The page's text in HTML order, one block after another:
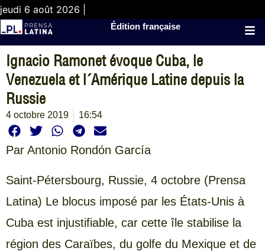
jeudi 6 août 2026 |
Édition française
Ignacio Ramonet évoque Cuba, le
Venezuela et l´Amérique Latine depuis la
Russie
4 octobre 2019 16:54
Par Antonio Rondón García
Saint-Pétersbourg, Russie, 4 octobre (Prensa
Latina) Le blocus imposé par les États-Unis à
Cuba est injustifiable, car cette île stabilise la
région des Caraïbes, du golfe du Mexique et de